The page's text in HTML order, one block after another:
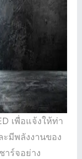
เพื่อแจ้งให้ท่า
ะมีพลังงานของ
าร์จอย่าง